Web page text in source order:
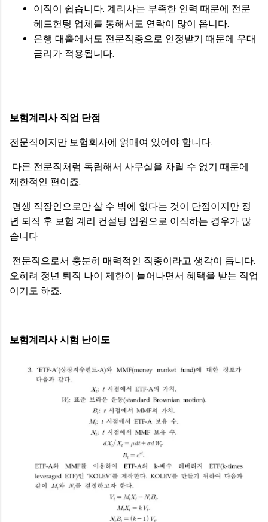
이직이 쉽습니다. 계리사는 부족한 인력 때문에 전문
헤드헌팅 업체를 통해서도 연락이 많이 옵니다.
은행 대출에서도 전문직종으로 인정받기 때문에 우대
금리가 적용됩니다.
보험계리사 직업 단점
전문직이지만 보험회사에 얽매여 있어야 합니다.
다른 전문직처럼 독립해서 사무실을 차릴 수 없기 때문에
제한적인 편이죠.
평생 직장인으로만 살 수 밖에 없다는 것이 단점이지만 정
년 퇴직 후 보험 계리 컨설팅 임원으로 이직하는 경우가 많
습니다.
전문직으로서 충분히 매력적인 직종이라고 생각이 듭니다.
오히려 정년 퇴직 나이 제한이 늘어나면서 혜택을 받는 직업
이기도 하죠.
보험계리사 시험 난이도